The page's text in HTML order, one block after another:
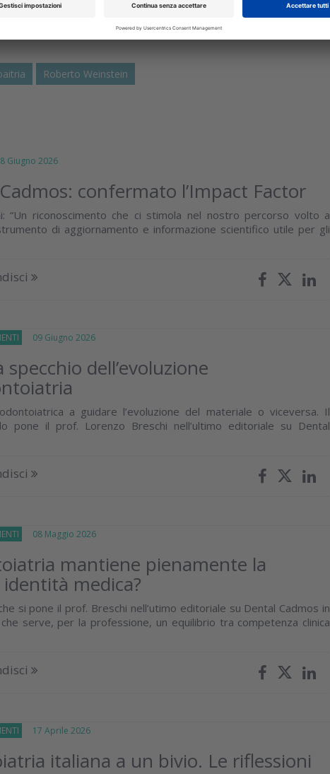
Roberto Weinstein
Giugno 2026
confermato l’Impact Factor
“Un riconoscimento che ci stimola nel nostro percorso volto a
di aggiornamento e informazione scientifico utile per gli
09 Giugno 2026
specchio dell’evoluzione
a guidare l’evoluzione del materiale o viceversa. Il
pone il prof. Lorenzo Breschi nell’ultimo editoriale su Dental
08 Maggio 2026
mantiene pienamente la
medica?
si pone il prof. Breschi nell’utimo editoriale su Dental Cadmos in
serve, per la professione, un equilibrio tra competenza clinica
17 Aprile 2026
italiana a un bivio. Le riflessioni